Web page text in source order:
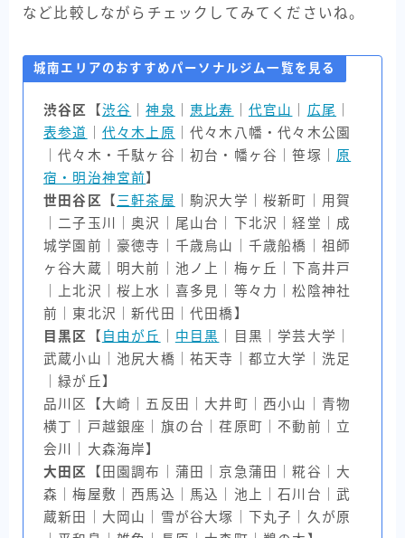
など比較しながらチェックしてみてくださいね。
城南エリアのおすすめパーソナルジム一覧を見る
渋谷区 【渋谷 ｜神泉 恵比寿 代官山 広尾
表参道
代々木上原
｜代々木八幡・代々木公園
｜代々木・千駄ヶ谷｜初台・幡ヶ谷｜笹塚｜ 原
宿・明治神宮前 】
世田谷区
【 三軒茶屋
｜駒沢大学｜桜新町｜用賀
｜二子玉川｜奥沢｜尾山台｜下北沢｜経堂｜成
城学園前｜豪徳寺｜千歳烏山｜千歳船橋｜祖師
ヶ谷大蔵｜明大前｜池ノ上｜梅ヶ丘｜下高井戸
｜上北沢｜桜上水｜喜多見｜等々力｜松陰神社
前｜東北沢｜新代田｜代田橋】
目黒区
【 自由が丘 中目黒
｜目黒｜学芸大学｜
武蔵小山｜池尻大橋｜祐天寺｜都立大学｜洗足
｜緑が丘】
品川区【大崎｜五反田｜大井町｜西小山｜青物
横丁｜戸越銀座｜旗の台｜荏原町｜不動前｜立
会川｜大森海岸】
大田区
【田園調布｜蒲田｜京急蒲田｜糀谷｜大
森｜梅屋敷｜西馬込｜馬込｜池上｜石川台｜武
蔵新田｜大岡山｜雪が谷大塚｜下丸子｜久が原